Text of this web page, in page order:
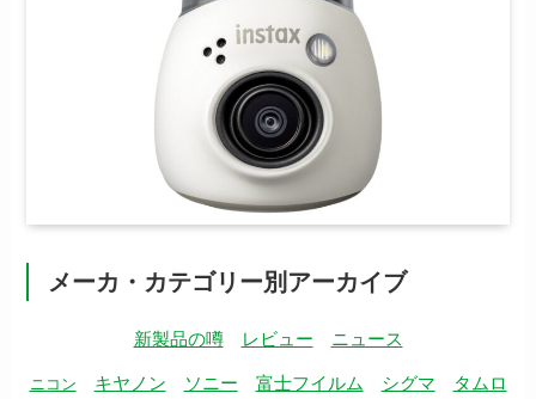
メーカ・カテゴリー別アーカイブ
新製品の噂 レビュー ニュース
ニコン キヤノン ソニー 富士フイルム シグマ
タムロ